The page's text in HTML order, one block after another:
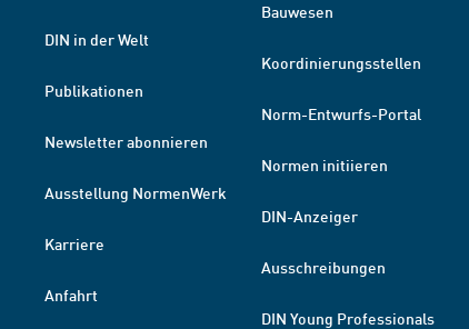
DIN in der Welt
Publikationen
Newsletter abonnieren
Ausstellung NormenWerk
Karriere
Anfahrt
Bauwesen
Koordinierungsstellen
Norm-Entwurfs-Portal
Normen initiieren
DIN-Anzeiger
Ausschreibungen
DIN Young Professionals